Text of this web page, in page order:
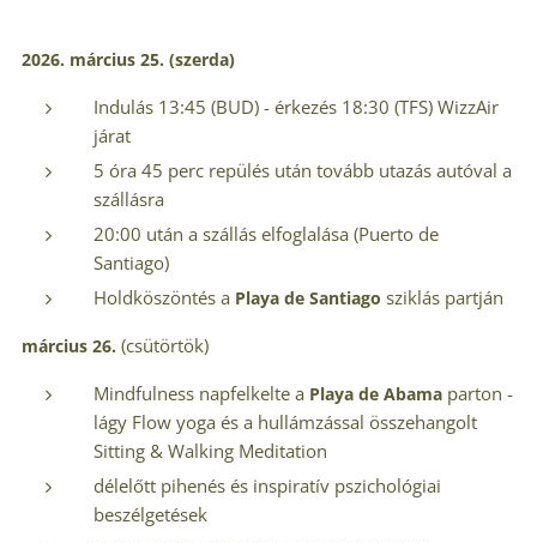
2026. március 25. (szerda)
Indulás 13:45 (BUD) - érkezés 18:30 (TFS) WizzAir
járat
5 óra 45 perc repülés után tovább utazás autóval a
szállásra
20:00 után a szállás elfoglalása (Puerto de
Santiago)
Holdköszöntés a Playa de Santiago sziklás partján
március 26. (csütörtök)
Mindfulness napfelkelte a Playa de Abama parton -
lágy Flow yoga és a hullámzással összehangolt
Sitting & Walking Meditation
délelőtt pihenés és inspiratív pszichológiai
beszélgetések